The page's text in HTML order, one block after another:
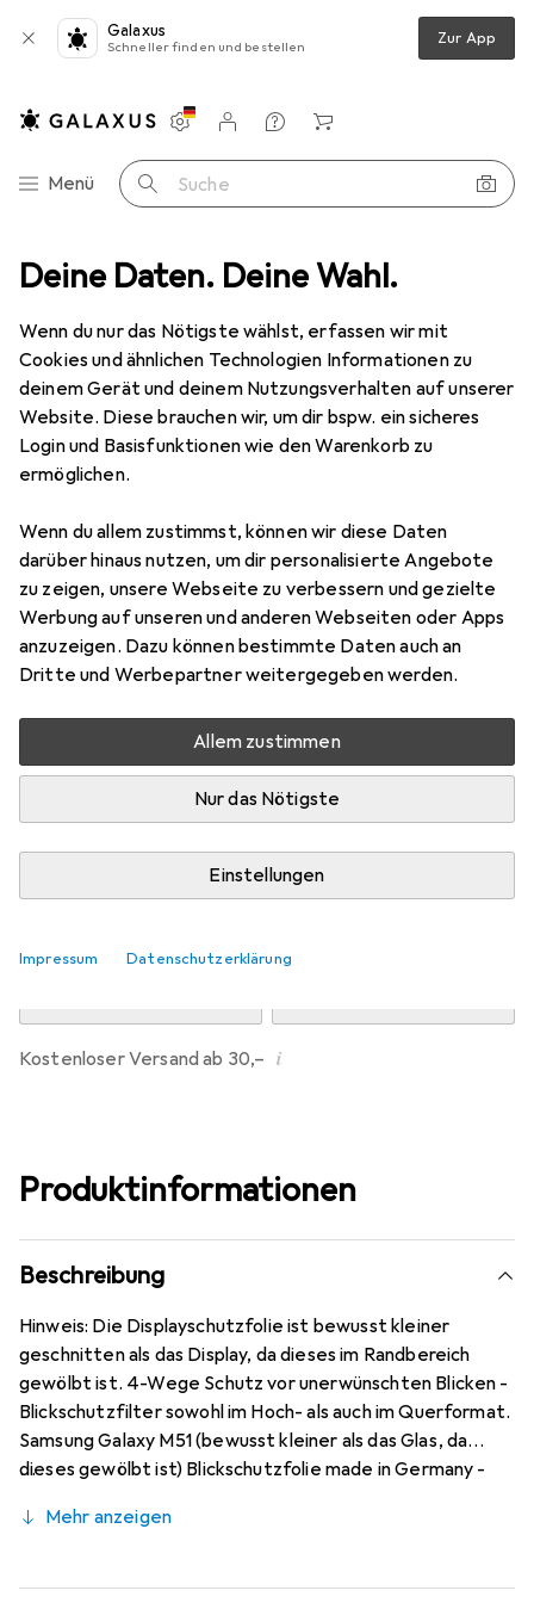
Deine Daten. Deine Wahl.
Wenn du nur das Nötigste wählst, erfassen wir mit
Cookies und ähnlichen Technologien Informationen zu
deinem Gerät und deinem Nutzungsverhalten auf unserer
Website. Diese brauchen wir, um dir bspw. ein sicheres
Login und Basisfunktionen wie den Warenkorb zu
ermöglichen.
Wenn du allem zustimmst, können wir diese Daten
darüber hinaus nutzen, um dir personalisierte Angebote
zu zeigen, unsere Webseite zu verbessern und gezielte
Werbung auf unseren und anderen Webseiten oder Apps
anzuzeigen. Dazu können bestimmte Daten auch an
Dritte und Werbepartner weitergegeben werden.
Allem zustimmen
Nur das Nötigste
Einstellungen
Impressum Datenschutzerklärung
Galaxus
Schneller finden und bestellen Zur App
Navigation nach Kategorien
Menü Suche
Einstellungen
Kundenkonto
Vergleichslisten
Merklisten
Warenkorb
Smartphone Schutzfolie Dipos Blickschutzfolie 4-Way Privacy
5 Bilder
DiposBlickschutzfolie 4-Way Privacy
Preis in EUR inkl. MwSt.
EUR
13,95
Bewertungen Marke
Mehr von Dipos
Di, 11.8. geliefert
Mehr als 10 Stück an Lager beim Drittanbieter
Lieferort angeben für genaue Lieferzeit
Kostenloser Versand ab 30,– i
Produktinformationen
Beschreibung
Hinweis: Die Displayschutzfolie ist bewusst kleiner
geschnitten als das Display, da dieses im Randbereich
gewölbt ist. 4-Wege Schutz vor unerwünschten Blicken -
Blickschutzfilter sowohl im Hoch- als auch im Querformat.
Samsung Galaxy M51 (bewusst kleiner als das Glas, da
dieses gewölbt ist) Blickschutzfolie made in Germany -
Löhnen in Deutschland. Bewusst kleiner als das Samsung
blasenfrei und jederzeit rückstandsfrei zu entfernen
Mehr anzeigen